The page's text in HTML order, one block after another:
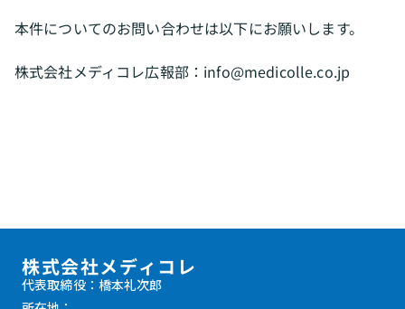
本件についてのお問い合わせは以下にお願いします。
株式会社メディコレ広報部：info@medicolle.co.jp
株式会社メディコレ
代表取締役：橋本礼次郎